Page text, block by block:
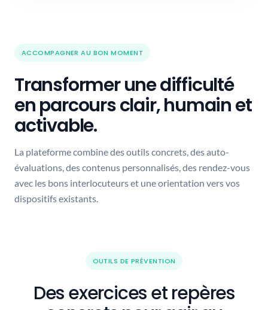
ACCOMPAGNER AU BON MOMENT
Transformer une difficulté
en parcours clair, humain et
activable.
La plateforme combine des outils concrets, des auto-
évaluations, des contenus personnalisés, des rendez-vous
avec les bons interlocuteurs et une orientation vers vos
dispositifs existants.
OUTILS DE PRÉVENTION
Des exercices et repères